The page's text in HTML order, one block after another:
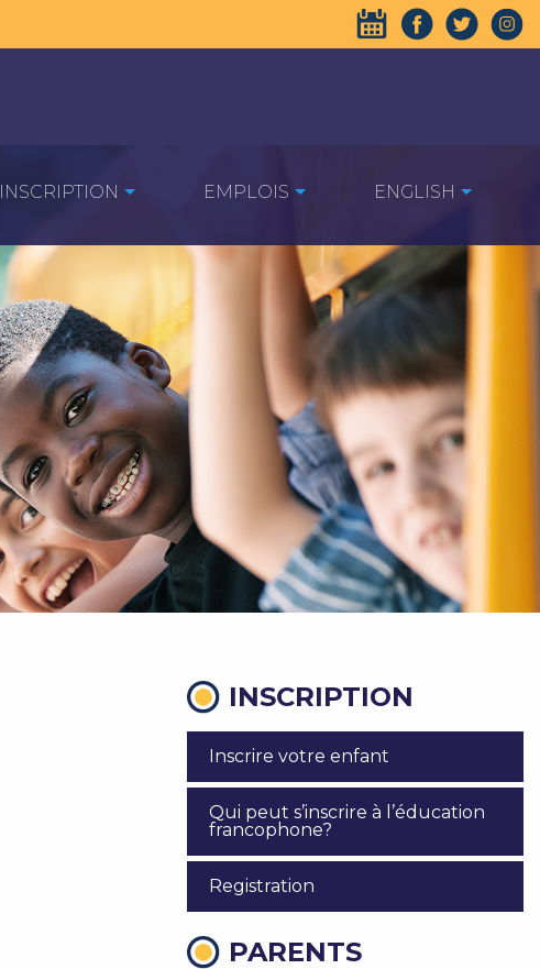
INSCRIPTION EMPLOIS ENGLISH
INSCRIPTION
Inscrire votre enfant
Qui peut s’inscrire à l’éducation
francophone?
Registration
PARENTS